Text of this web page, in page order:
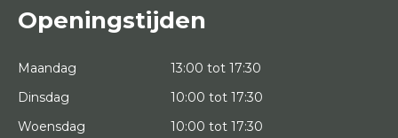
Openingstijden
Maandag
13:00 tot 17:30
Dinsdag
10:00 tot 17:30
Woensdag
10:00 tot 17:30